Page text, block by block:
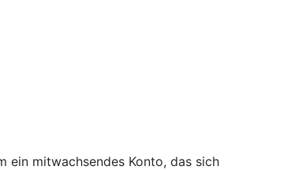
ein mitwachsendes Konto, das sich